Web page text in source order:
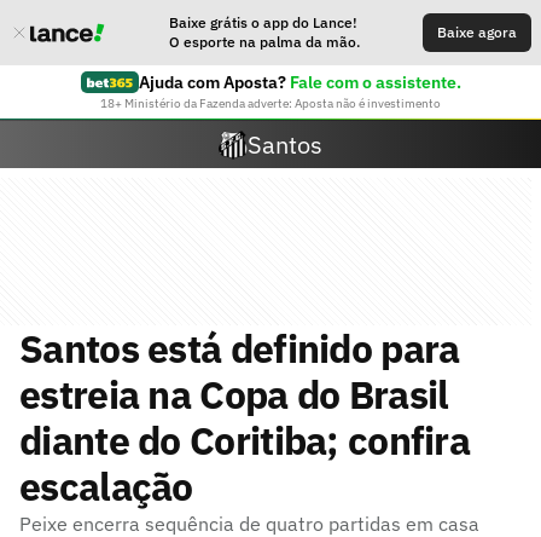
Baixe grátis o app do Lance!
O esporte na palma da mão.
Baixe agora
Ajuda com Aposta? Fale com o assistente.
18+ Ministério da Fazenda adverte: Aposta não é investimento
Santos
Santos está definido para
estreia na Copa do Brasil
diante do Coritiba; confira
escalação
Peixe encerra sequência de quatro partidas em casa